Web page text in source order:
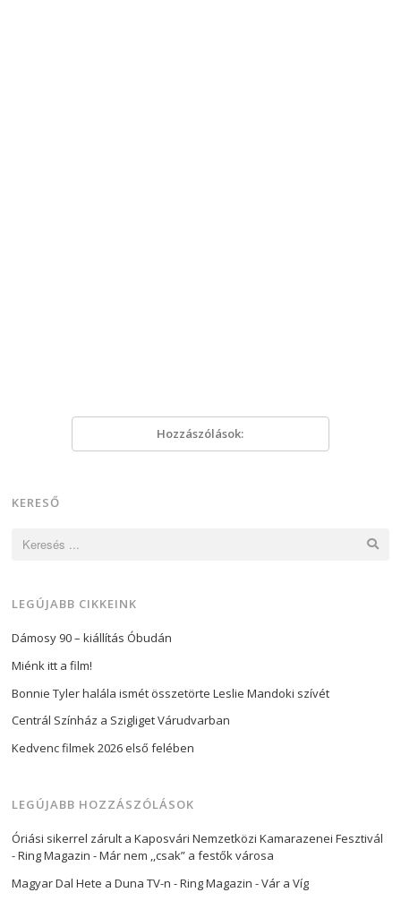
Hozzászólások:
KERESŐ
Keresés:
LEGÚJABB CIKKEINK
Dámosy 90 – kiállítás Óbudán
Miénk itt a film!
Bonnie Tyler halála ismét összetörte Leslie Mandoki szívét
Centrál Színház a Szigliget Várudvarban
Kedvenc filmek 2026 első felében
LEGÚJABB HOZZÁSZÓLÁSOK
Óriási sikerrel zárult a Kaposvári Nemzetközi Kamarazenei Fesztivál
- Ring Magazin -Már nem ,,csak” a festők városa
Magyar Dal Hete a Duna TV-n - Ring Magazin -Vár a Víg